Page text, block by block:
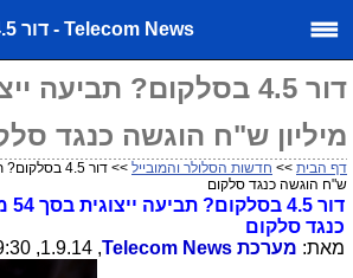
Telecom News - דור 4.5 בסלק...
מיליון ש"ח הוגשה כנגד
דף הבית >> חדשות הסלולר והמובייל
ש"ח הוגשה כנגד סלקום
כנגד סלקום
מאת: מערכת Telecom News
, 1.9.14, 19:30